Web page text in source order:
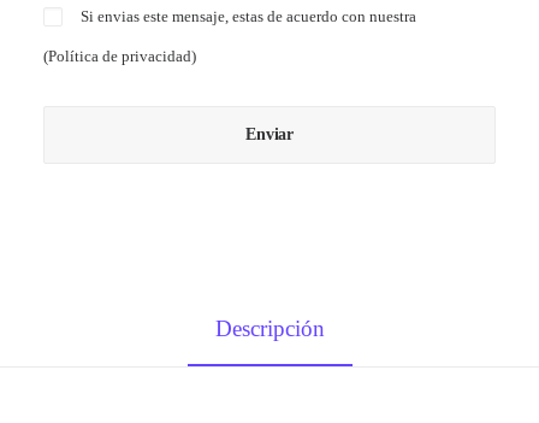
Si envias este mensaje, estas de acuerdo con nuestra
(Política de privacidad)
Descripción